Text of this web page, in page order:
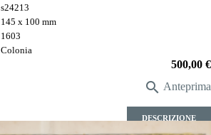
s24213
145 x 100 mm
1603
Colonia
Prezzo
500,00 €
 Anteprima
DESCRIZIONE